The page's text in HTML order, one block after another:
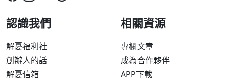
認識我們
解憂福利社
創辦人的話
解憂信箱
相關資源
專欄文章
成為合作夥伴
APP下載